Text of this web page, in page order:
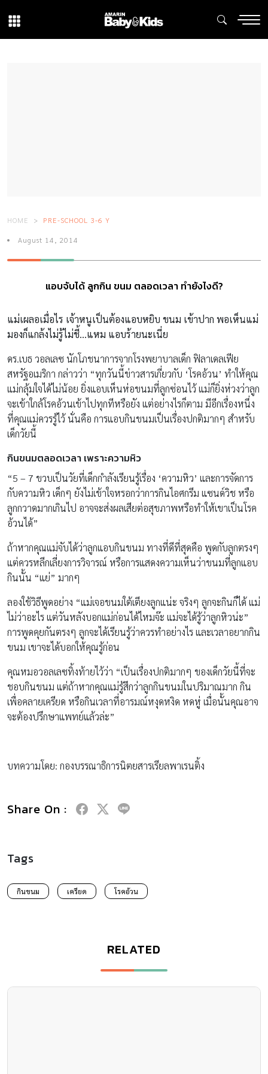
HOME PRE-SCHOOL 3-6 Y
August 14, 2014
แอบจับได้ ลูกกิน ขนม ตลอดเวลา ทำยังไงดี?
แม่เผลอเมื่อไร เจ้าหนูเป็นต้องแอบหยิบ ขนม เข้าปาก พอเห็นแม่
มองก็แกล้งไม่รู้ไม่ชี้…แหม แอบร้ายนะเนี่ย
ดร.เบธ วอลเลซ นักโภชนาการจากโรงพยาบาลเด็ก ฟิลาเดลเฟีย
สหรัฐอเมริกา กล่าวว่า “ทุกวันนี้ข่าวสารเกี่ยวกับ ‘โรคอ้วน’ ทำให้คุณ
แม่กลุ้มใจได้ไม่น้อย ยิ่งแอบเห็นห่อขนมที่ลูกซ่อนไว้ แม่ก็ยิ่งห่วงว่าลูก
จะเข้าใกล้โรคอ้วนเข้าไปทุกทีหรือยัง แต่อย่างไรก็ตาม มีอีกเรื่องหนึ่ง
ที่คุณแม่ควรรู้ไว้ นั่นคือ การแอบกินขนมเป็นเรื่องปกติมากๆ สำหรับ
เด็กวัยนี้
กินขนมตลอดเวลา เพราะความหิว
“5 – 7 ขวบเป็นวัยที่เด็กกำลังเรียนรู้เรื่อง ‘ความหิว’ และการจัดการ
กับความหิว เด็กๆ ยังไม่เข้าใจหรอกว่าการกินไอศกรีม แซนด์วิช หรือ
ลูกกวาดมากเกินไป อาจจะส่งผลเสียต่อสุขภาพหรือทำให้เขาเป็นโรค
อ้วนได้”
ถ้าหากคุณแม่จับได้ว่าลูกแอบกินขนม ทางที่ดีที่สุดคือ พูดกับลูกตรงๆ
แต่ควรหลีกเลี่ยงการวิจารณ์ หรือการแสดงความเห็นว่าขนมที่ลูกแอบ
กินนั้น “แย่” มากๆ
ลองใช้วิธีพูดอย่าง “แม่เจอขนมใต้เตียงลูกแน่ะ จริงๆ ลูกจะกินก็ได้ แม่
ไม่ว่าอะไร แต่วันหลังบอกแม่ก่อนได้ไหมจ๊ะ แม่จะได้รู้ว่าลูกหิวน่ะ”
การพูดคุยกันตรงๆ ลูกจะได้เรียนรู้ว่าควรทำอย่างไร และเวลาอยากกิน
ขนม เขาจะได้บอกให้คุณรู้ก่อน
คุณหมอวอลเลซทิ้งท้ายไว้ว่า “เป็นเรื่องปกติมากๆ ของเด็กวัยนี้ที่จะ
ชอบกินขนม แต่ถ้าหากคุณแม่รู้สึกว่าลูกกินขนมในปริมาณมาก กิน
เพื่อคลายเครียด หรือกินเวลาที่อารมณ์หงุดหงิด หดหู่ เมื่อนั้นคุณอาจ
จะต้องปรึกษาแพทย์แล้วล่ะ”
บทความโดย: กองบรรณาธิการนิตยสารเรียลพาเรนติ้ง
Share On :
Tags
กินขนม เครียด โรคอ้วน
RELATED